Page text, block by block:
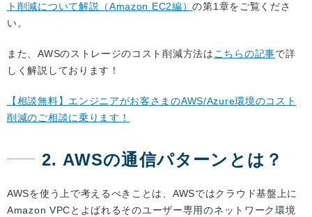
ト削減について解説（Amazon EC2編）の第1章をご覧くださ
い。
また、AWSのストレージのコスト削減方法は こちらの記事で詳
しく解説しております！
【相談無料】エンジニアがお客さまのAWS/Azure環境のコスト
削減のご相談に乗ります！
2. AWSの通信パターンとは？
AWSを使う上で考えるべきことは、AWSではクラウド基盤上に
Amazon VPCとよばれるそのユーザー専用のネットワーク環境